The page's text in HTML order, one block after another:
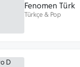
Fenomen Türk
Türkçe& Pop